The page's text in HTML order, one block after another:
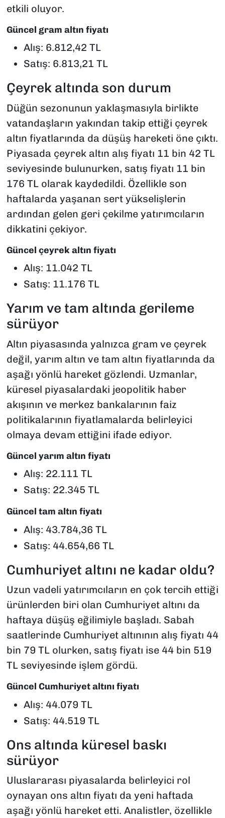
etkili oluyor.
Güncel gram altın fiyatı
Alış: 6.812,42 TL
Satış: 6.813,21 TL
Çeyrek altında son durum
Düğün sezonunun yaklaşmasıyla birlikte
vatandaşların yakından takip ettiği çeyrek
altın fiyatlarında da düşüş hareketi öne çıktı.
Piyasada çeyrek altın alış fiyatı 11 bin 42 TL
seviyesinde bulunurken, satış fiyatı 11 bin
176 TL olarak kaydedildi. Özellikle son
haftalarda yaşanan sert yükselişlerin
ardından gelen geri çekilme yatırımcıların
dikkatini çekiyor.
Güncel çeyrek altın fiyatı
Alış: 11.042 TL
Satış: 11.176 TL
Yarım ve tam altında gerileme
sürüyor
Altın piyasasında yalnızca gram ve çeyrek
değil, yarım altın ve tam altın fiyatlarında da
aşağı yönlü hareket gözlendi. Uzmanlar,
küresel piyasalardaki jeopolitik haber
akışının ve merkez bankalarının faiz
politikalarının fiyatlamalarda belirleyici
olmaya devam ettiğini ifade ediyor.
Güncel yarım altın fiyatı
Alış: 22.111 TL
Satış: 22.345 TL
Güncel tam altın fiyatı
Alış: 43.784,36 TL
Satış: 44.654,66 TL
Cumhuriyet altını ne kadar oldu?
Uzun vadeli yatırımcıların en çok tercih ettiği
ürünlerden biri olan Cumhuriyet altını da
haftaya düşüş eğilimiyle başladı. Sabah
saatlerinde Cumhuriyet altınının alış fiyatı 44
bin 79 TL olurken, satış fiyatı ise 44 bin 519
TL seviyesinde işlem gördü.
Güncel Cumhuriyet altını fiyatı
Alış: 44.079 TL
Satış: 44.519 TL
Ons altında küresel baskı
sürüyor
Uluslararası piyasalarda belirleyici rol
oynayan ons altın fiyatı da yeni haftada
aşağı yönlü hareket etti. Analistler, özellikle